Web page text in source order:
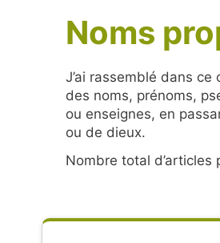
Noms
J’ai rassemblé dans ce
des noms, prénoms,
ou enseignes, en
ou de dieux.
Nombre total d’articles